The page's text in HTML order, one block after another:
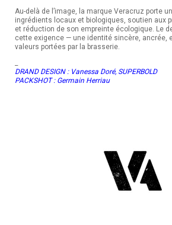
TEACHING
Au-delà de l’image, la marque Veracruz porte un
ingrédients locaux et biologiques, soutien aux
et réduction de son empreinte écologique. Le
cette exigence — une identité sincère, ancrée,
valeurs portées par la brasserie.
DRAND DESIGN : Vanessa Doré, SUPERBOLD
PACKSHOT : Germain Herriau